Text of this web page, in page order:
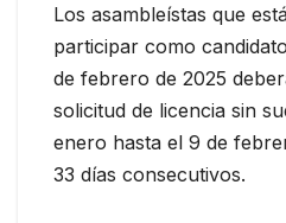
Los asambleístas que
participar como
de febrero de 2025
solicitud de licencia sin
enero hasta el 9 de
33 días consecutivos.